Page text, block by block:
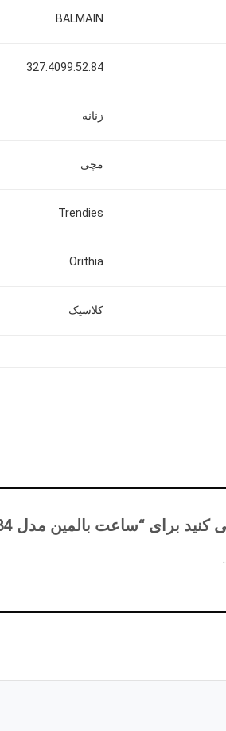
BALMAIN
327.4099.52.84
زنانه
مچی
Trendies
Orithia
کلاسیک
“ساعت بالمین مدل 327.4099.52.84”